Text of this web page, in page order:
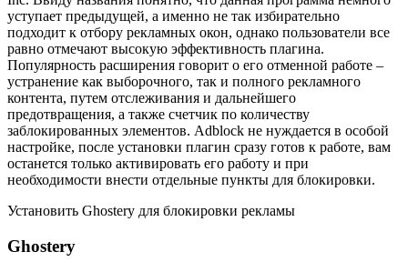
уступает предыдущей, а именно не так избирательно
подходит к отбору рекламных окон, однако пользователи все
равно отмечают высокую эффективность плагина.
Популярность расширения говорит о его отменной работе –
устранение как выборочного, так и полного рекламного
контента, путем отслеживания и дальнейшего
предотвращения, а также счетчик по количеству
заблокированных элементов. Adblock не нуждается в особой
настройке, после установки плагин сразу готов к работе, вам
останется только активировать его работу и при
необходимости внести отдельные пункты для блокировки.
Установить Ghostery для блокировки рекламы
Ghostery